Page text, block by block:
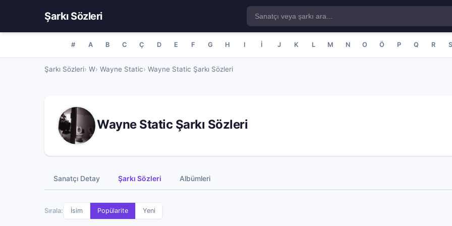
Şarkı Sözleri
# A B C Ç D E F G H I İ J K L M N O Ö P Q R S
Şarkı Sözleri W Wayne Static Wayne Static Şarkı Sözleri
Wayne Static Şarkı Sözleri
Sanatçı Detay Şarkı Sözleri Albümleri
Sırala: İsim Popülarite Yeni